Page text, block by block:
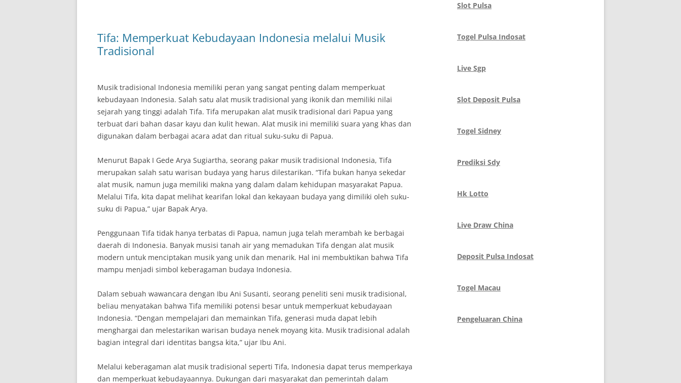
Tifa: Memperkuat Kebudayaan Indonesia melalui Musik
Tradisional
Musik tradisional Indonesia memiliki peran yang sangat penting dalam memperkuat
kebudayaan Indonesia. Salah satu alat musik tradisional yang ikonik dan memiliki nilai
sejarah yang tinggi adalah Tifa. Tifa merupakan alat musik tradisional dari Papua yang
terbuat dari bahan dasar kayu dan kulit hewan. Alat musik ini memiliki suara yang khas dan
digunakan dalam berbagai acara adat dan ritual suku-suku di Papua.
Menurut Bapak I Gede Arya Sugiartha, seorang pakar musik tradisional Indonesia, Tifa
merupakan salah satu warisan budaya yang harus dilestarikan. “Tifa bukan hanya sekedar
alat musik, namun juga memiliki makna yang dalam dalam kehidupan masyarakat Papua.
Melalui Tifa, kita dapat melihat kearifan lokal dan kekayaan budaya yang dimiliki oleh suku-
suku di Papua,” ujar Bapak Arya.
Penggunaan Tifa tidak hanya terbatas di Papua, namun juga telah merambah ke berbagai
daerah di Indonesia. Banyak musisi tanah air yang memadukan Tifa dengan alat musik
modern untuk menciptakan musik yang unik dan menarik. Hal ini membuktikan bahwa Tifa
mampu menjadi simbol keberagaman budaya Indonesia.
Dalam sebuah wawancara dengan Ibu Ani Susanti, seorang peneliti seni musik tradisional,
beliau menyatakan bahwa Tifa memiliki potensi besar untuk memperkuat kebudayaan
Indonesia. “Dengan mempelajari dan memainkan Tifa, generasi muda dapat lebih
menghargai dan melestarikan warisan budaya nenek moyang kita. Musik tradisional adalah
bagian integral dari identitas bangsa kita,” ujar Ibu Ani.
Melalui keberagaman alat musik tradisional seperti Tifa, Indonesia dapat terus memperkaya
dan memperkuat kebudayaannya. Dukungan dari masyarakat dan pemerintah dalam
Slot Pulsa
Togel Pulsa Indosat
Live Sgp
Slot Deposit Pulsa
Togel Sidney
Prediksi Sdy
Hk Lotto
Live Draw China
Deposit Pulsa Indosat
Togel Macau
Pengeluaran China